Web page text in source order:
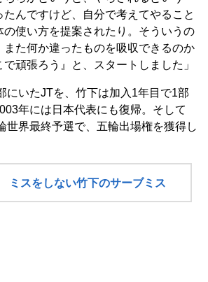
んですけど、自分で考えてやること
の使い方を提案されたり。そういうの
また何か違ったものを吸収できるのか
頑張ろう』と、スタートしました」
いたJTを、竹下は加入1年目で1部
年には日本代表にも復帰。そして
世界最終予選で、五輪出場権を獲得し
ミスをしない竹下のサーブミス